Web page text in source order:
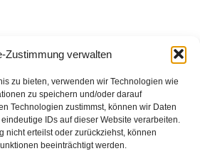
Zustimmung verwalten
zu bieten, verwenden wir Technologien wie
zu speichern und/oder darauf
Technologien zustimmst, können wir Daten
IDs auf dieser Website verarbeiten.
nicht erteilst oder zurückziehst, können
beeinträchtigt werden.